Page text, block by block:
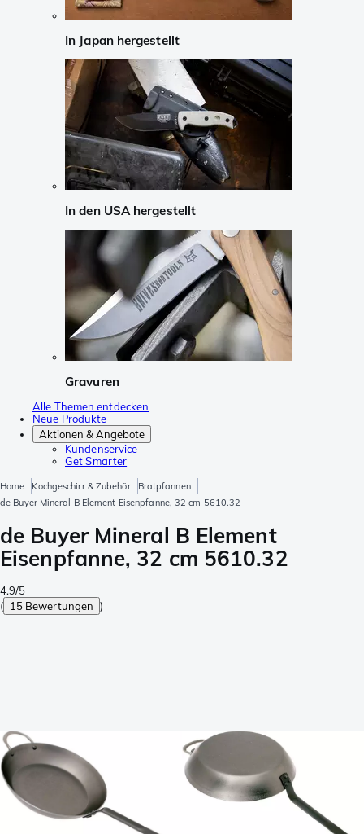
In Japan hergestellt
In den USA hergestellt
Gravuren
Alle Themen entdecken
Neue Produkte
Aktionen & Angebote
Kundenservice
Get Smarter
Home Kochgeschirr & Zubehör
Bratpfannen
de Buyer Mineral B Element Eisenpfanne, 32 cm 5610.32
de Buyer Mineral B Element
Eisenpfanne, 32 cm 5610.32
4.9/5
( 15 Bewertungen )